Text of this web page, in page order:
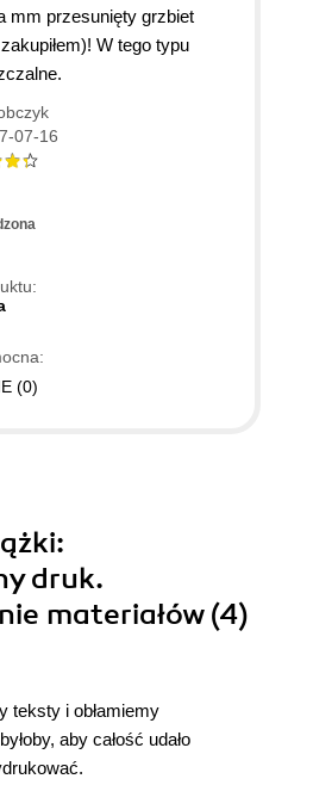
mm przesunięty grzbiet
W tego typu
07-16
(0)
:
druk.
materiałów (4)
teksty i obłamiemy
aby całość udało